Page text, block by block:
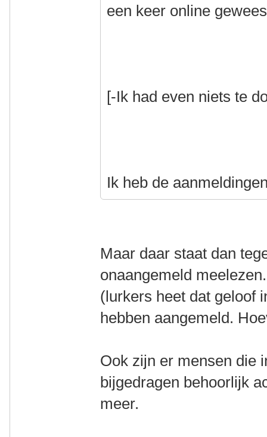
een keer online
[-Ik had even niets te
Ik heb de
Maar daar staat dan
onaangemeld
(lurkers heet dat geloof
hebben aangemeld.
Ook zijn er mensen die
bijgedragen behoorlijk
meer.